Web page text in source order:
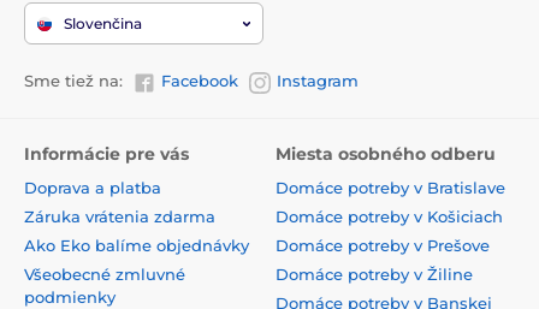
Slovenčina
Sme tiež na: Facebook Instagram
Informácie pre vás
Doprava a platba
Záruka vrátenia zdarma
Ako Eko balíme objednávky
Všeobecné zmluvné
podmienky
Miesta osobného odberu
Domáce potreby v Bratislave
Domáce potreby v Košiciach
Domáce potreby v Prešove
Domáce potreby v Žiline
Domáce potreby v Banskej